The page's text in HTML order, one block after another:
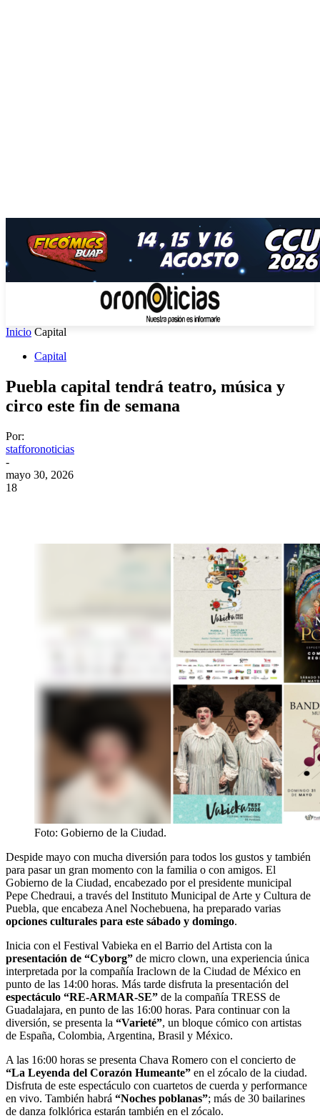
Inicio Capital
Capital
Puebla capital tendrá teatro, música y
circo este fin de semana
Por:
stafforonoticias
-
mayo 30, 2026
18
Foto: Gobierno de la Ciudad.
Despide mayo con mucha diversión para todos los gustos y también
para pasar un gran momento con la familia o con amigos. El
Gobierno de la Ciudad, encabezado por el presidente municipal
Pepe Chedraui, a través del Instituto Municipal de Arte y Cultura de
Puebla, que encabeza Anel Nochebuena, ha preparado varias
opciones culturales para este sábado y domingo.
Inicia con el Festival Vabieka en el Barrio del Artista con la
presentación de “Cyborg” de micro clown, una experiencia única
interpretada por la compañía Iraclown de la Ciudad de México en
punto de las 14:00 horas. Más tarde disfruta la presentación del
espectáculo “RE-ARMAR-SE” de la compañía TRESS de
Guadalajara, en punto de las 16:00 horas. Para continuar con la
diversión, se presenta la “Varieté”, un bloque cómico con artistas
de España, Colombia, Argentina, Brasil y México.
A las 16:00 horas se presenta Chava Romero con el concierto de
“La Leyenda del Corazón Humeante” en el zócalo de la ciudad.
Disfruta de este espectáculo con cuartetos de cuerda y performance
en vivo. También habrá “Noches poblanas”; más de 30 bailarines
de danza folklórica estarán también en el zócalo.